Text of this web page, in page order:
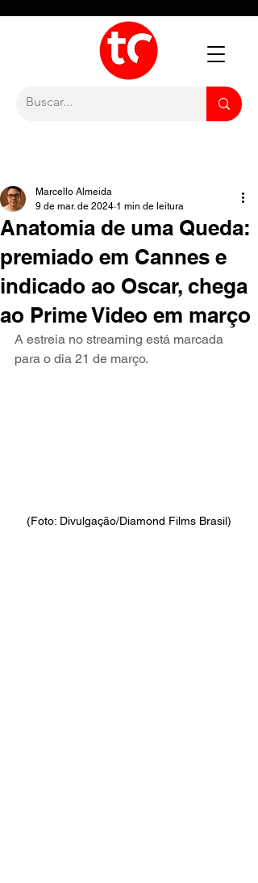
Anatomia de uma Queda:
premiado em Cannes e
indicado ao Oscar, chega
ao Prime Video em março
Marcello Almeida
9 de mar. de 2024 1 min de leitura
A estreia no streaming está marcada
para o dia 21 de março.
(Foto: Divulgação/Diamond Films Brasil)